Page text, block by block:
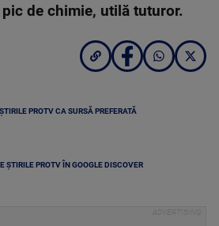
de chimie, utilă tuturor.
PROTV CA SURSĂ PREFERATĂ
ȘTIRILE PROTV ÎN GOOGLE DISCOVER